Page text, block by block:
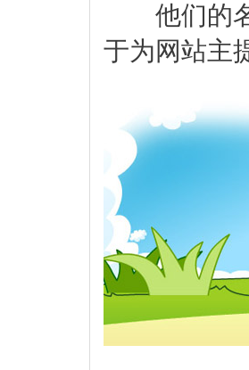
他们的名
于为网站主